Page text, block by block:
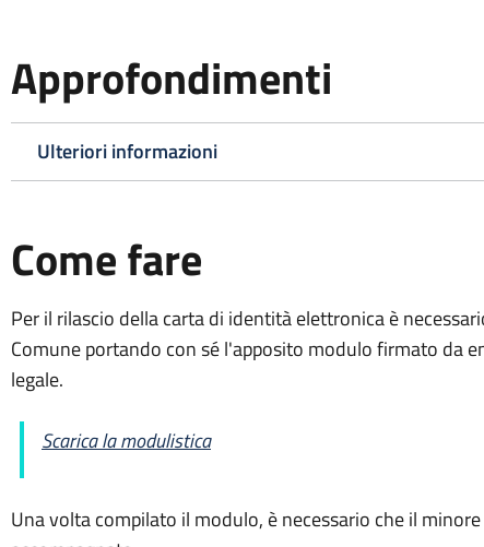
Approfondimenti
Ulteriori informazioni
Come fare
Per il rilascio della carta di identità elettronica è
Comune portando con sé l'apposito modulo firmato da
legale.
Scarica la modulistica
Una volta compilato il modulo, è necessario che il